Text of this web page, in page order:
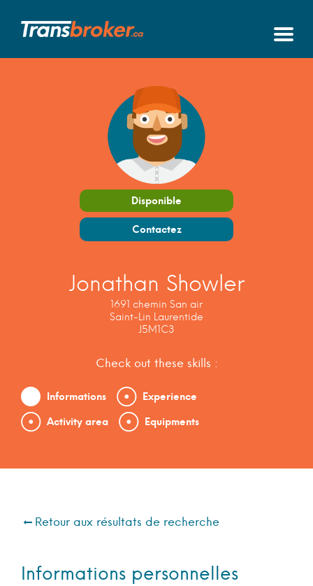
Disponible
Contactez
Jonathan Showler
1691 chemin San air
Saint-Lin Laurentide
J5M1C3
Check out these skills :
Informations
Experience
Activity area
Equipments
Retour aux résultats de recherche
Informations personnelles